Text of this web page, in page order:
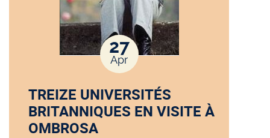
27
Apr
TREIZE UNIVERSITÉS
BRITANNIQUES EN VISITE À
OMBROSA